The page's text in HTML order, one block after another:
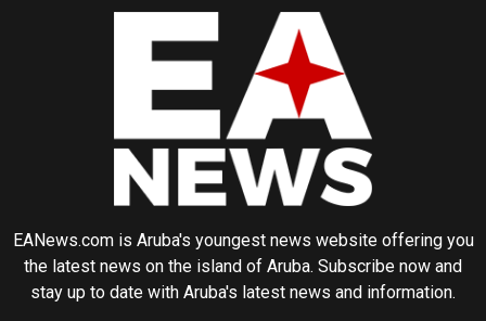
EANews.com is Aruba's youngest news website offering you
the latest news on the island of Aruba. Subscribe now and
stay up to date with Aruba's latest news and information.